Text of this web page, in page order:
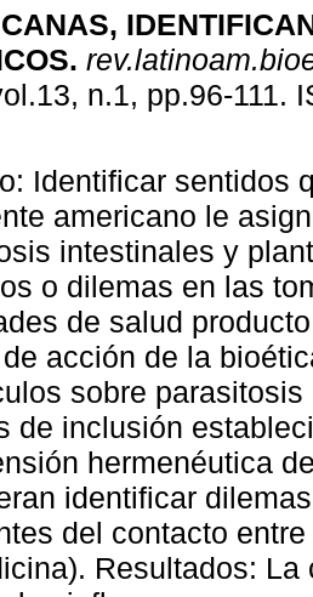
.
n.1, pp.96-111.
Identificar sentidos
americano le
intestinales y
o dilemas en las
de salud
acción de la
sobre
de inclusión
hermenéutica
identificar
del contacto
Resultados: